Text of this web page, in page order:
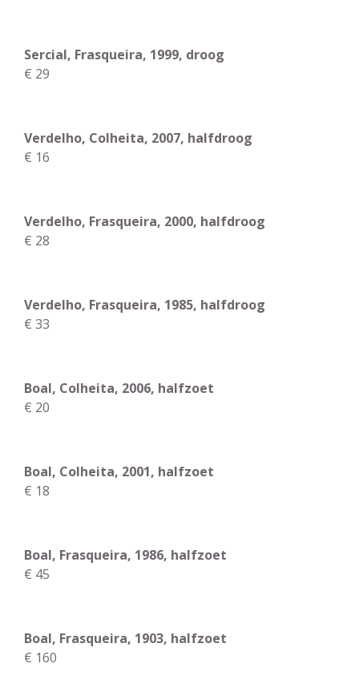
Sercial, Frasqueira, 1999, droog
€ 29
Verdelho, Colheita, 2007, halfdroog
€ 16
Verdelho, Frasqueira, 2000, halfdroog
€ 28
Verdelho, Frasqueira, 1985, halfdroog
€ 33
Boal, Colheita, 2006, halfzoet
€ 20
Boal, Colheita, 2001, halfzoet
€ 18
Boal, Frasqueira, 1986, halfzoet
€ 45
Boal, Frasqueira, 1903, halfzoet
€ 160